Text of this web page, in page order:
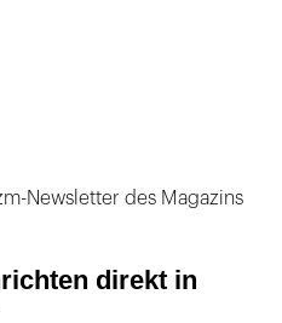
Newsletter des Magazins
direkt in